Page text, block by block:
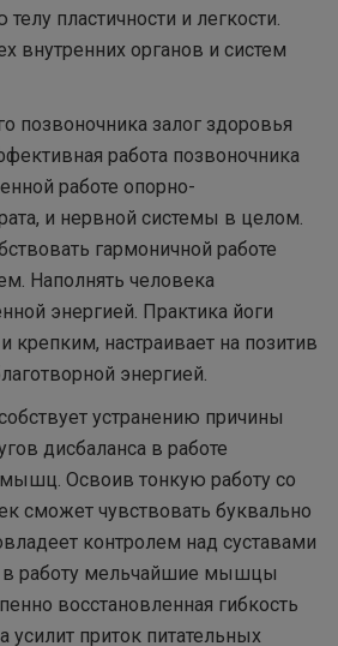
пластичности и легкости.
внутренних органов и систем
позвоночника залог здоровья
работа позвоночника
работе опорно-
и нервной системы в целом.
гармоничной работе
Наполнять человека
энергией. Практика йоги
крепким, настраивает на позитив
энергией.
устранению причины
дисбаланса в работе
Освоив тонкую работу со
сможет чувствовать буквально
контролем над суставами
в работу мельчайшие мышцы
восстановленная гибкость
усилит приток питательных